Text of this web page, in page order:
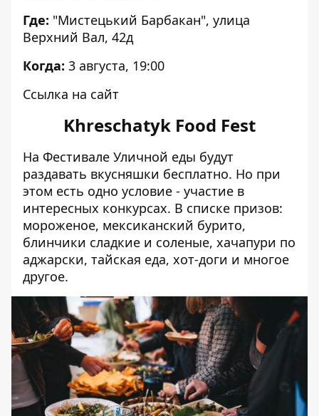
Где: "Мистецький Барбакан", улица
Верхний Вал, 42д
Когда: 3 августа, 19:00
Ссылка на сайт
Khreschatyk Food Fest
На Фестивале Уличной еды будут
раздавать вкусняшки бесплатно. Но при
этом есть одно условие - участие в
интересных конкурсах. В списке призов:
мороженое, мексиканский бурито,
блинчики сладкие и соленые, хачапури по
аджарски, тайская еда, хот-доги и многое
другое.